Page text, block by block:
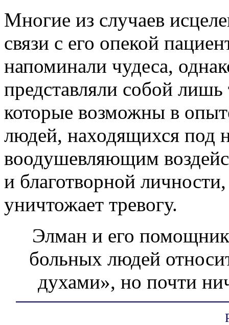
Многие из случаев
связи с его опекой
напоминали чудеса,
представляли собой
которые возможны в
людей, находящихся под
воодушевляющим
и благотворной
уничтожает тревогу.
Элман и его
больных людей
духами», но почти